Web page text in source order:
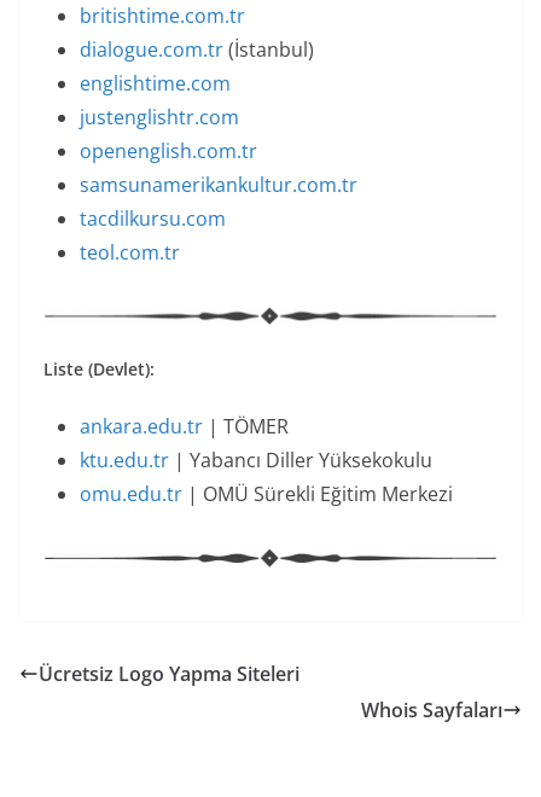
britishtime.com.tr
dialogue.com.tr(İstanbul)
englishtime.com
justenglishtr.com
openenglish.com.tr
samsunamerikankultur.com.tr
tacdilkursu.com
teol.com.tr
Liste (Devlet):
ankara.edu.tr | TÖMER
ktu.edu.tr | Yabancı Diller Yüksekokulu
omu.edu.tr | OMÜ Sürekli Eğitim Merkezi
Ücretsiz Logo Yapma Siteleri
Whois Sayfaları